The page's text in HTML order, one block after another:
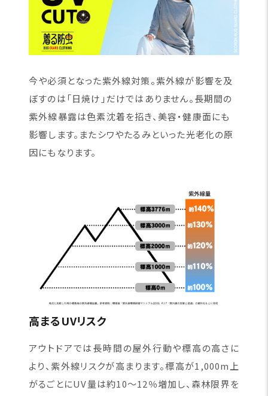
今や必須となった紫外線対策。紫外線が影響を及
ぼすのは「日焼け」だけではありません。長期間の
紫外線暴露は色素沈着を招き、美容・健康面にも
影響します。またシワやたるみといった光老化の原
因にもなります。
高まるUVリスク
アウトドアでは長時間の屋外行動や標高の高さに
より、紫外線リスクが高まります。標高が1,000m上
がるごとにUV量は約10〜12％増加し、森林限界を